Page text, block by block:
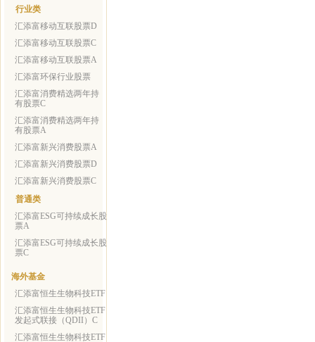
行业类
汇添富移动互联股票D
汇添富移动互联股票C
汇添富移动互联股票A
汇添富环保行业股票
汇添富消费精选两年持
有股票C
汇添富消费精选两年持
有股票A
汇添富新兴消费股票A
汇添富新兴消费股票D
汇添富新兴消费股票C
普通类
汇添富ESG可持续成长股
票A
汇添富ESG可持续成长股
票C
海外基金
汇添富恒生生物科技ETF
汇添富恒生生物科技ETF
发起式联接（QDII）C
汇添富恒生生物科技ETF